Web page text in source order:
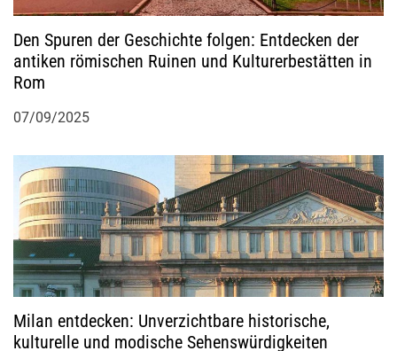
a
t
i
o
n
Den Spuren der Geschichte folgen: Entdecken der
antiken römischen Ruinen und Kulturerbestätten in
Rom
07/09/2025
Milan entdecken: Unverzichtbare historische,
kulturelle und modische Sehenswürdigkeiten